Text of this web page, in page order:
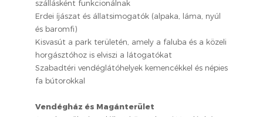
szállásként funkcionálnak
Erdei íjászat és állatsimogatók (alpaka, láma, nyúl
és baromfi)
Kisvasút a park területén, amely a faluba és a közeli
horgásztóhoz is elviszi a látogatókat
Szabadtéri vendéglátóhelyek kemencékkel és népies
fa bútorokkal
Vendégház és Magánterület